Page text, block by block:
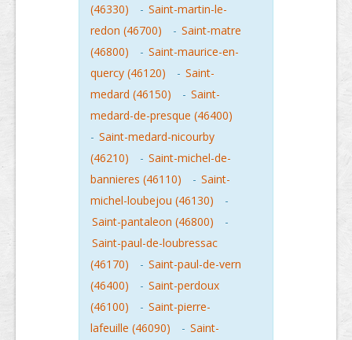
(46330)
- Saint-martin-le-
redon (46700)
- Saint-matre
(46800)
- Saint-maurice-en-
quercy (46120)
- Saint-
medard (46150)
- Saint-
medard-de-presque (46400)
- Saint-medard-nicourby
(46210)
- Saint-michel-de-
bannieres (46110)
- Saint-
michel-loubejou (46130)
-
Saint-pantaleon (46800)
-
Saint-paul-de-loubressac
(46170)
- Saint-paul-de-vern
(46400)
- Saint-perdoux
(46100)
- Saint-pierre-
lafeuille (46090)
- Saint-